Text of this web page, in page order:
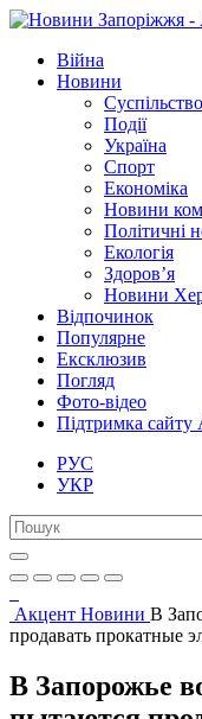
Війна
Новини
Суспільство
Події
Україна
Спорт
Економіка
Новини
Політичні
Екологія
Здоров’я
Новини
Відпочинок
Популярне
Ексклюзив
Погляд
Фото-відео
Підтримка сайту
РУС
УКР
Акцент Новини В
продавать прокатные
В Запорожье